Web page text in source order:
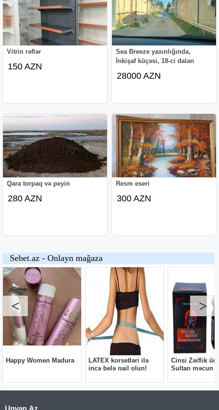
Vitrin rəflər
150 AZN
Sea Breeze yaxınlığında,
İnkişaf küçəsi, 18-ci dalan
28000 AZN
Qara torpaq və peyin
280 AZN
Resm eseri
300 AZN
Unvan.Az